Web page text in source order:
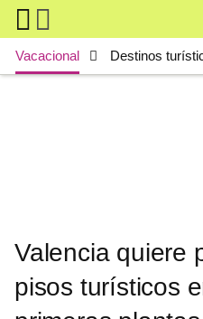
Skip to main content
Main navigation
Vacacional Destinos
Valencia quiere
pisos turísticos